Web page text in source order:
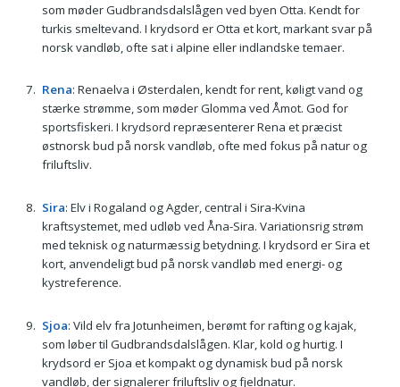
som møder Gudbrandsdalslågen ved byen Otta. Kendt for
turkis smeltevand. I krydsord er Otta et kort, markant svar på
norsk vandløb, ofte sat i alpine eller indlandske temaer.
Rena: Renaelva i Østerdalen, kendt for rent, køligt vand og
stærke strømme, som møder Glomma ved Åmot. God for
sportsfiskeri. I krydsord repræsenterer Rena et præcist
østnorsk bud på norsk vandløb, ofte med fokus på natur og
friluftsliv.
Sira: Elv i Rogaland og Agder, central i Sira-Kvina
kraftsystemet, med udløb ved Åna-Sira. Variationsrig strøm
med teknisk og naturmæssig betydning. I krydsord er Sira et
kort, anvendeligt bud på norsk vandløb med energi- og
kystreference.
Sjoa: Vild elv fra Jotunheimen, berømt for rafting og kajak,
som løber til Gudbrandsdalslågen. Klar, kold og hurtig. I
krydsord er Sjoa et kompakt og dynamisk bud på norsk
vandløb, der signalerer friluftsliv og fjeldnatur.